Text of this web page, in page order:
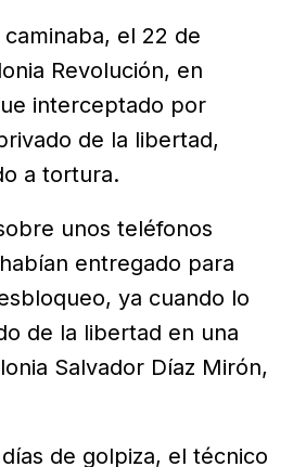
caminaba, el 22 de
Revolución, en
interceptado por
de la libertad,
a tortura.
unos teléfonos
entregado para
ya cuando lo
de la libertad en una
Salvador Díaz Mirón,
de golpiza, el técnico